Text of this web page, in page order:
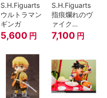
S.H.Figuarts
ウルトラマン
ギンガ
5,600 円
S.H.Figuarts
指痕爛れのヴ
ァイク
『ELDEN
RING』
7,100 円